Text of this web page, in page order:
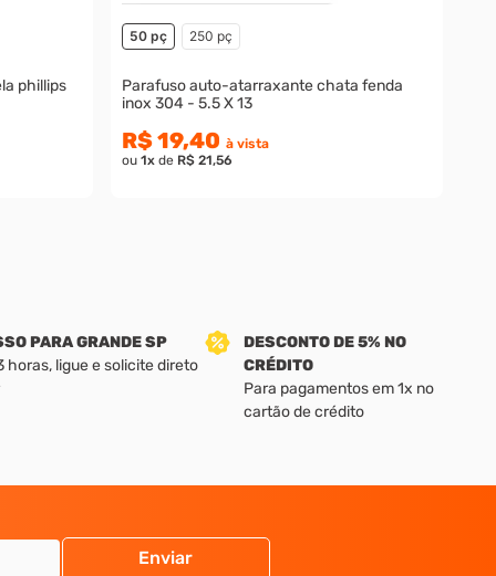
phillips
50 pç 250 pç
Parafuso auto-atarraxante chata fenda
inox 304 - 5.5 X 13
R$ 19,40 à vista
ou 1xde R$ 21,56
PARA GRANDE SP
horas, ligue e solicite direto
DESCONTO DE 5% NO
CRÉDITO
Para pagamentos em 1x no
cartão de crédito
Enviar